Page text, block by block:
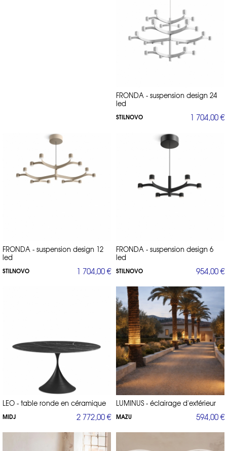
FRONDA - suspension design 24
led
STILNOVO 1 704,00 €
FRONDA - suspension design 12
led
STILNOVO 1 704,00 €
FRONDA - suspension design 6
led
STILNOVO 954,00 €
LEO - table ronde en céramique
MIDJ 2 772,00 €
LUMINUS - éclairage d'extérieur
MAZU 594,00 €